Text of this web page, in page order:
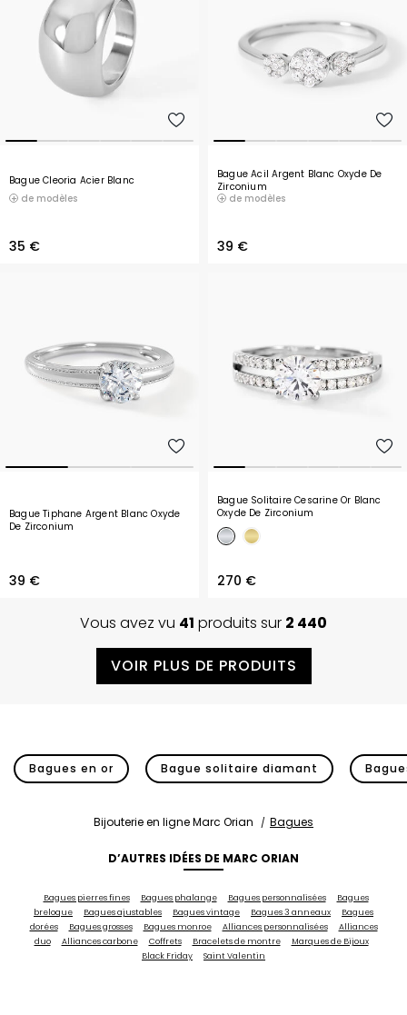
Bague Cleoria Acier Blanc
de modèles
35 €
Bague Acil Argent Blanc Oxyde De
Zirconium
de modèles
39 €
Bague Tiphane Argent Blanc Oxyde
De Zirconium
39 €
Bague Solitaire Cesarine Or Blanc
Oxyde De Zirconium
270 €
Vous avez vu 41 produits sur 2 440
VOIR PLUS DE PRODUITS
Bagues en or Bague solitaire diamant
Bijouterie en ligne Marc Orian Bagues
D’AUTRES IDÉES DE MARC ORIAN
Bagues pierres fines Bagues phalange Bagues personnalisées
Bagues
breloque
Bagues ajustables Bagues vintage Bagues 3 anneaux
Bagues
dorées
Bagues grosses Bagues monroe Alliances personnalisées
Alliances
duo
Alliances carbone Coffrets Bracelets de montre
Marques de Bijoux
Black Friday
Saint Valentin